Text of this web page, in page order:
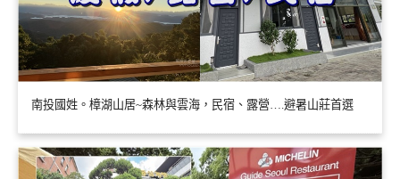
南投國姓。樟湖山居~森林與雲海，民宿、露營….避暑山莊首選